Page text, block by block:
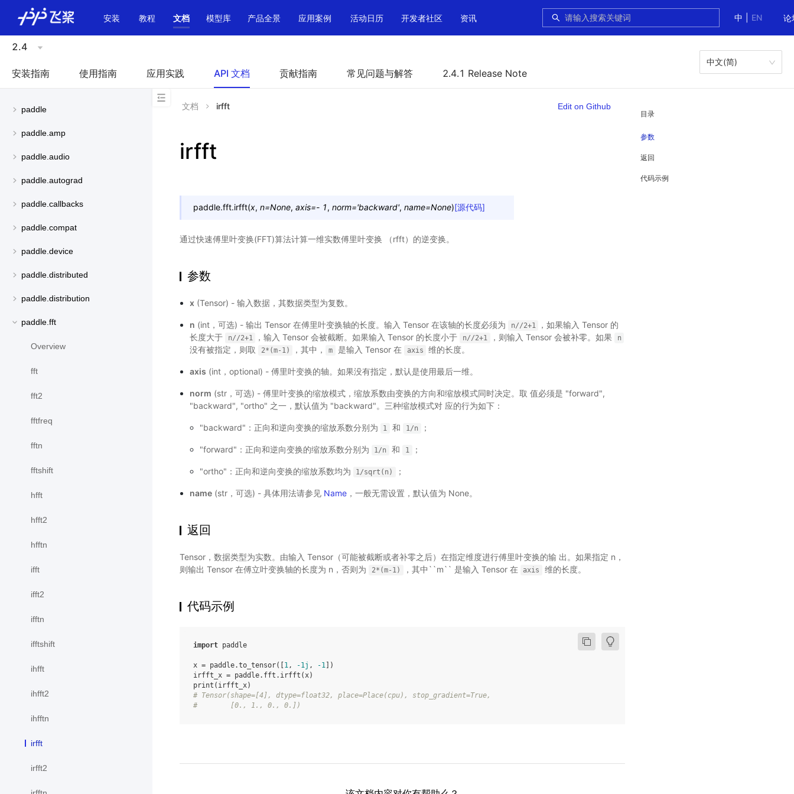
中
EN 论
安装 教程 文档 模型库 产品全景 应用案例 活动日历 开发者社区 资讯
2.4
安装指南 使用指南 应用实践 API 文档 贡献指南 常见问题与解答 2.4.1 Release Note
中文(简)
paddle
paddle.amp
paddle.audio
paddle.autograd
paddle.callbacks
paddle.compat
paddle.device
paddle.distributed
paddle.distribution
paddle.fft
Overview
fft
fft2
fftfreq
fftn
fftshift
hfft
hfft2
hfftn
ifft
ifft2
ifftn
ifftshift
ihfft
ihfft2
ihfftn
irfft
irfft2
目录
参数
返回
代码示例
文档 irfft Edit on Github
irfft
paddle.fft.irfft(x, n=None, axis=- 1, norm='backward', name=None)[源代码]
通过快速傅里叶变换(FFT)算法计算一维实数傅里叶变换 （rfft）的逆变换。
参数
x (Tensor) - 输入数据，其数据类型为复数。
n (int，可选) - 输出 Tensor 在傅里叶变换轴的长度。输入 Tensor 在该轴的长度必须为 n//2+1
，如果输入 Tensor 的
长度大于
n//2+1 ，输入 Tensor 会被截断。如果输入 Tensor 的长度小于 n//2+1 ，则输入 Tensor 会被补零。如果 n
没有被指定，则取 2*(m-1) ，其中， m 是输入 Tensor 在 axis 维的长度。
axis (int，optional) - 傅里叶变换的轴。如果没有指定，默认是使用最后一维。
norm (str，可选) - 傅里叶变换的缩放模式，缩放系数由变换的方向和缩放模式同时决定。取 值必须是 "forward",
"backward", "ortho" 之一，默认值为 "backward"。三种缩放模式对 应的行为如下：
"backward"：正向和逆向变换的缩放系数分别为 1 和 1/n ；
"forward"：正向和逆向变换的缩放系数分别为 1/n 和 1 ；
"ortho"：正向和逆向变换的缩放系数均为 1/sqrt(n) ；
name(str，可选) - 具体用法请参见 Name，一般无需设置，默认值为 None。
返回
Tensor，数据类型为实数。由输入 Tensor（可能被截断或者补零之后）在指定维度进行傅里叶变换的输 出。如果指定 n，
则输出 Tensor 在傅立叶变换轴的长度为 n，否则为
2*(m-1) ，其中``m`` 是输入 Tensor 在 axis 维的长度。
代码示例
import paddle
x = paddle.to_tensor([ 1, -1j , -1 ])
irfft_x = paddle. fft . irfft (x)
print ( irfft_x)
# Tensor(shape=[4], dtype=float32, place=Place(cpu), stop_gradient=True,
#        [0., 1., 0., 0.])